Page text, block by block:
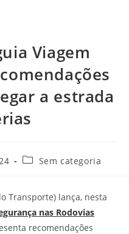
Viagem
a estrada
Sem categoria
Transporte) lança, nesta
nas Rodovias
recomendações